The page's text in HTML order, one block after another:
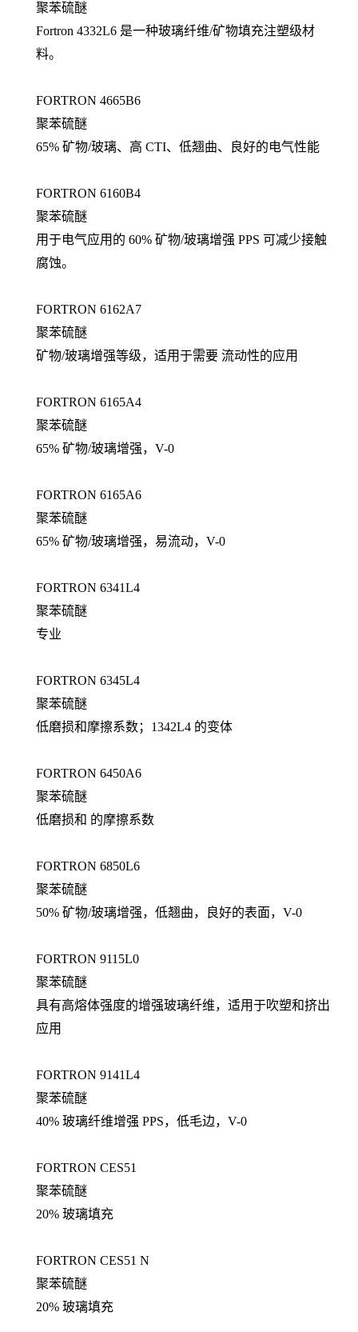
聚苯硫醚
Fortron 4332L6 是一种玻璃纤维/矿物填充注塑级材
料。
FORTRON 4665B6
聚苯硫醚
65% 矿物/玻璃、高 CTI、低翘曲、良好的电气性能
FORTRON 6160B4
聚苯硫醚
用于电气应用的 60% 矿物/玻璃增强 PPS 可减少接触
腐蚀。
FORTRON 6162A7
聚苯硫醚
矿物/玻璃增强等级，适用于需要 流动性的应用
FORTRON 6165A4
聚苯硫醚
65% 矿物/玻璃增强，V-0
FORTRON 6165A6
聚苯硫醚
65% 矿物/玻璃增强，易流动，V-0
FORTRON 6341L4
聚苯硫醚
专业
FORTRON 6345L4
聚苯硫醚
低磨损和摩擦系数；1342L4 的变体
FORTRON 6450A6
聚苯硫醚
低磨损和 的摩擦系数
FORTRON 6850L6
聚苯硫醚
50% 矿物/玻璃增强，低翘曲，良好的表面，V-0
FORTRON 9115L0
聚苯硫醚
具有高熔体强度的增强玻璃纤维，适用于吹塑和挤出
应用
FORTRON 9141L4
聚苯硫醚
40% 玻璃纤维增强 PPS，低毛边，V-0
FORTRON CES51
聚苯硫醚
20% 玻璃填充
FORTRON CES51 N
聚苯硫醚
20% 玻璃填充